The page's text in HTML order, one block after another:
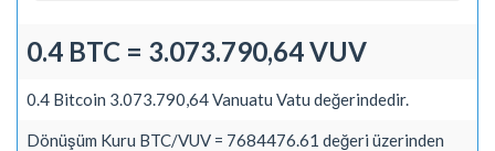
0.4 BTC = 3.073.790,64 VUV
0.4 Bitcoin 3.073.790,64 Vanuatu Vatu değerindedir.
Dönüşüm Kuru BTC/VUV = 7684476.61 değeri üzerinden